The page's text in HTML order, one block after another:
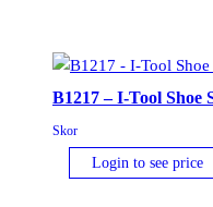
B1217 – I-Tool Shoe
Skor
Login to see price